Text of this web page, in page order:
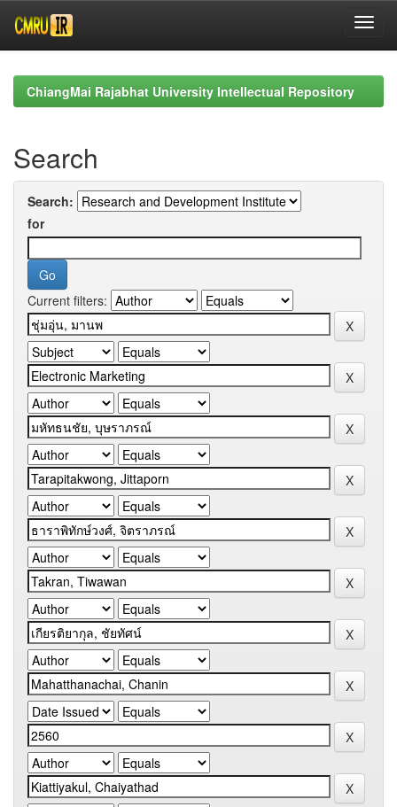
navigationChiangMai Rajabhat University Intellectual Repository
Search
Search:
for
Current filters: